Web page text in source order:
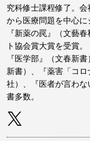
究科修士課程修了。
から医療問題を中心
『新薬の罠』（文藝
ト協会賞大賞を受賞。
『医学部』（文春新
新書）、『薬害「コ
社）、『医者が言わ
書多数。